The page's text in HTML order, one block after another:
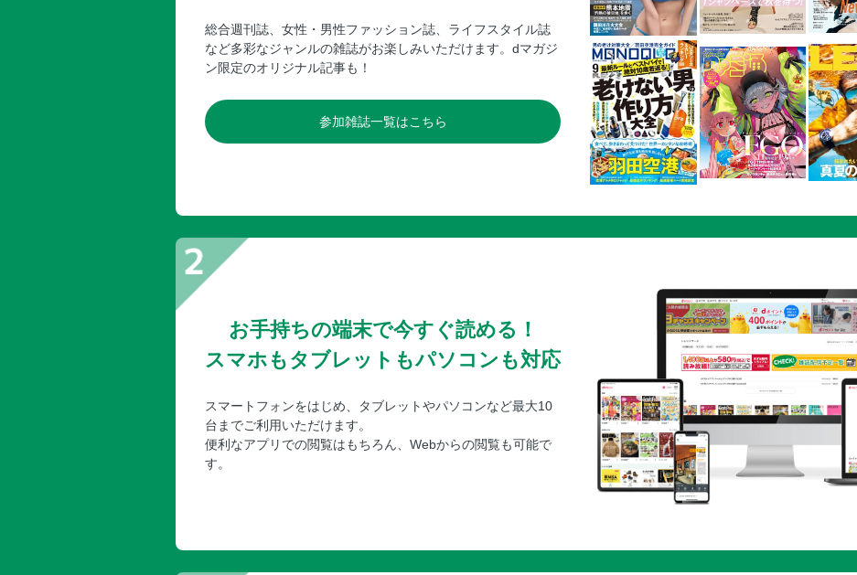
総合週刊誌、女性・男性ファッション誌、ライフスタイル誌
など多彩なジャンルの雑誌がお楽しみいただけます。dマガジ
ン限定のオリジナル記事も！
参加雑誌一覧はこちら
お手持ちの端末で今すぐ読める！
スマホもタブレットもパソコンも対応
スマートフォンをはじめ、タブレットやパソコンなど最大10
台までご利用いただけます。
便利なアプリでの閲覧はもちろん、Webからの閲覧も可能で
す。